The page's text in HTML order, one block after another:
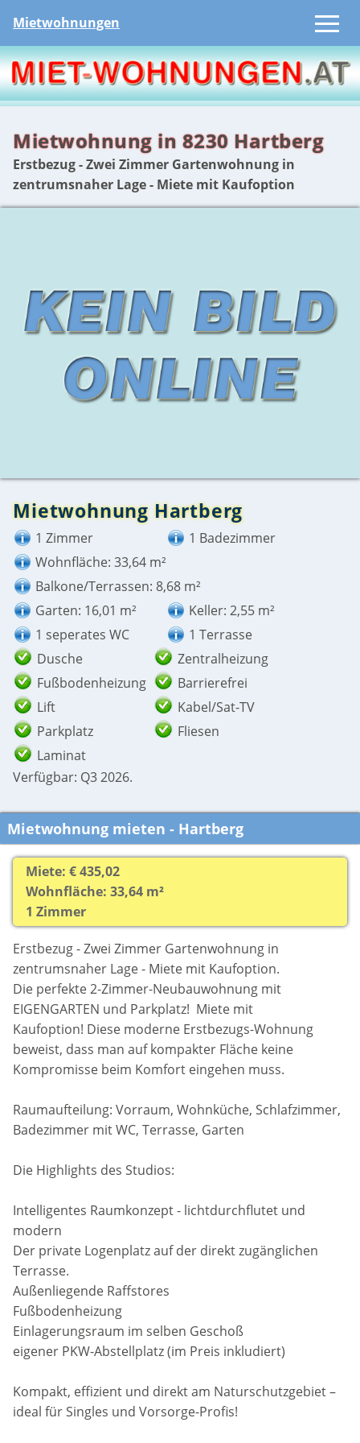
Mietwohnungen
Mietwohnung in 8230 Hartberg
Erstbezug - Zwei Zimmer Gartenwohnung in
zentrumsnaher Lage - Miete mit Kaufoption
Mietwohnung Hartberg
1 Zimmer
1 Badezimmer
Wohnfläche: 33,64 m²
Balkone/Terrassen: 8,68 m²
Garten: 16,01 m²
Keller: 2,55 m²
1 seperates WC
1 Terrasse
Dusche
Zentralheizung
Fußbodenheizung
Barrierefrei
Lift
Kabel/Sat-TV
Parkplatz
Fliesen
Laminat
Verfügbar: Q3 2026.
Mietwohnung mieten - Hartberg
Miete: € 435,02
Wohnfläche: 33,64 m²
1 Zimmer
Erstbezug - Zwei Zimmer Gartenwohnung in
zentrumsnaher Lage - Miete mit Kaufoption.
Die perfekte 2-Zimmer-Neubauwohnung mit
EIGENGARTEN und Parkplatz! Miete mit
Kaufoption! Diese moderne Erstbezugs-Wohnung
beweist, dass man auf kompakter Fläche keine
Kompromisse beim Komfort eingehen muss.
Raumaufteilung: Vorraum, Wohnküche, Schlafzimmer,
Badezimmer mit WC, Terrasse, Garten
Die Highlights des Studios:
Intelligentes Raumkonzept - lichtdurchflutet und
modern
Der private Logenplatz auf der direkt zugänglichen
Terrasse.
Außenliegende Raffstores
Fußbodenheizung
Einlagerungsraum im selben Geschoß
eigener PKW-Abstellplatz (im Preis inkludiert)
Kompakt, effizient und direkt am Naturschutzgebiet –
ideal für Singles und Vorsorge-Profis!